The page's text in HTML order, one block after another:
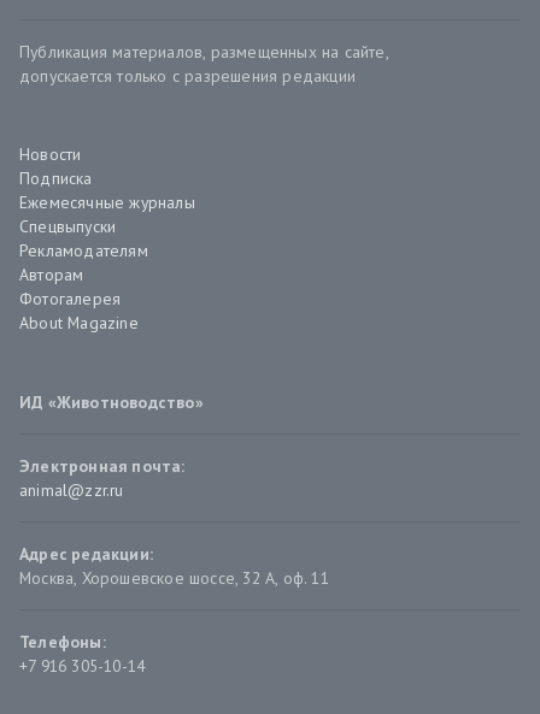
Публикация материалов, размещенных на сайте,
допускается только с разрешения редакции
Новости
Подписка
Ежемесячные журналы
Спецвыпуски
Рекламодателям
Авторам
Фотогалерея
About Magazine
ИД «Животноводство»
Электронная почта:
animal@zzr.ru
Адрес редакции:
Москва, Хорошевское шоссе, 32 А, оф. 11
Телефоны:
+7 916 305-10-14